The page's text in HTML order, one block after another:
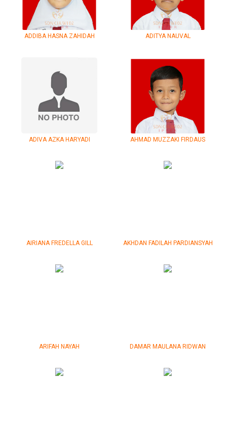
ADDIBA HASNA ZAHIDAH ADITYA NAUVAL
ADIVA AZKA HARYADI AHMAD MUZZAKI FIRDAUS
AIRIANA FREDELLA GILL AKHDAN FADILAH PARDIANSYAH
ARIFAH NAYAH DAMAR MAULANA RIDWAN